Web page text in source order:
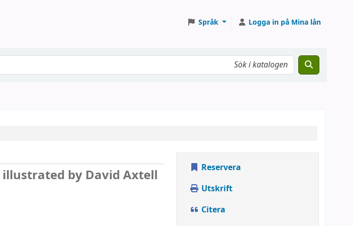
Språk Logga in på Mina lån
illustrated by David Axtell
Reservera
Utskrift
Citera